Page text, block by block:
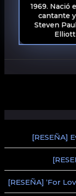
1969. Nació
cantante
Steven
[RESEÑA]
[RESEÑA] ‘For